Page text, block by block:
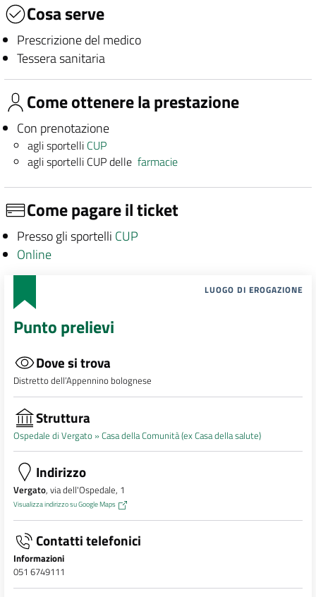
Cosa serve
Prescrizione del medico
Tessera sanitaria
Come ottenere la prestazione
Con prenotazione
agli sportelli CUP
agli sportelli CUP dellefarmacie
Come pagare il ticket
Presso gli sportelli CUP
Online
LUOGO DI EROGAZIONE
Punto prelievi
Dove si trova
Distretto dell’Appennino bolognese
Struttura
Ospedale di Vergato »Casa della Comunità (ex Casa della salute)
Indirizzo
Vergato, via dell'Ospedale, 1
Visualizza indirizzo su Google Maps
Contatti telefonici
Informazioni
051 6749111